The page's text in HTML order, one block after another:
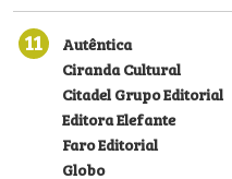
11
Autêntica
Ciranda Cultural
Citadel Grupo Editorial
Editora Elefante
Faro Editorial
Globo